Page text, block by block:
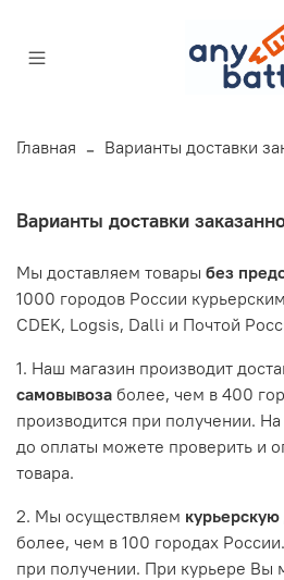
Главная Варианты доставки
Варианты доставки
Мы доставляем товары без
1000 городов России
CDEK, Logsis, Dalli и Почтой
1. Наш магазин производит
самовывоза более, чем в 400
производится при получении.
до оплаты можете проверить и
товара.
2. Мы осуществляем курьерскую
более, чем в 100 городах
при получении. При курьере Вы